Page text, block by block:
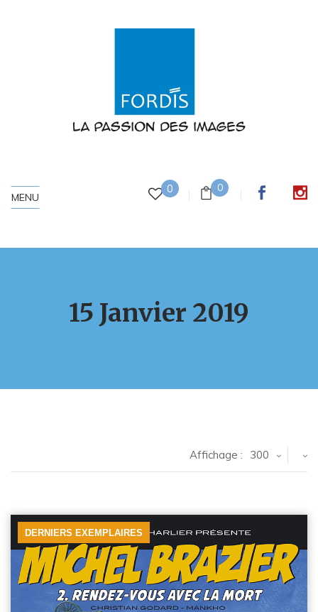
0 0
MENU
15 Janvier 2019
Affichage : 300
DERNIERS EXEMPLAIRES